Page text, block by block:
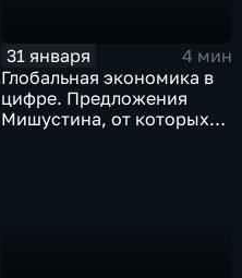
31 января
4 мин
Глобальная экономика в
цифре. Предложения
Мишустина, от которых